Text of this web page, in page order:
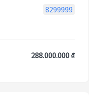
8299999
288.000.000 ₫